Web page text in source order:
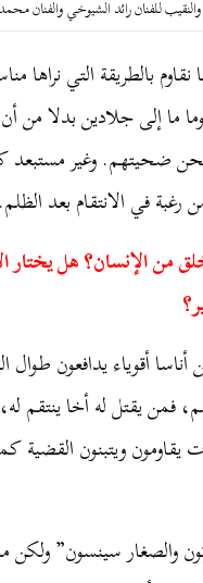
للفنان رائد الشيوخي والفنان
بالطريقة التي نراها
ما إلى جلادين بدلا من أن
نحن ضحيتهم. وغير
في الانتقام بعد الظلم.
من الإنسان؟ هل يختار
أناسا أقوياء يدافعون
يقتل له أخا ينتقم له،
ويتبنون القضية
والصغار سينسون”